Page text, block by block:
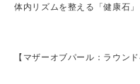
体内リズムを整える「健康石」
【マザーオブパール：ラウン